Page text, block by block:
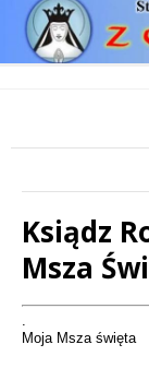
Ksiądz
Msza
Treść
Moja Msza święta